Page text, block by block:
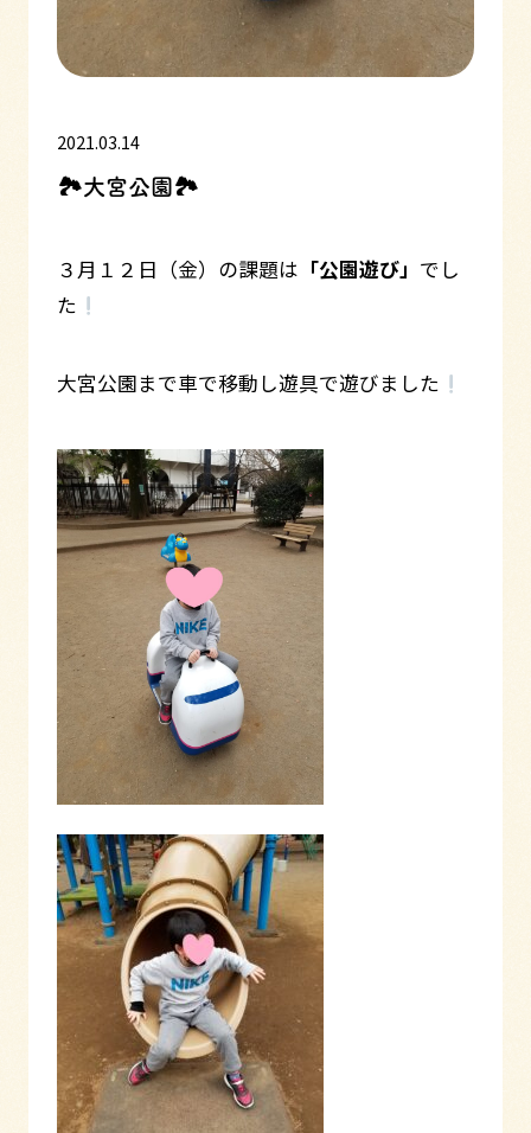
2021.03.14
🏞大宮公園🏞
３月１２日（金）の課題は 「公園遊び」 でし
た
大宮公園まで車で移動し遊具で遊びました